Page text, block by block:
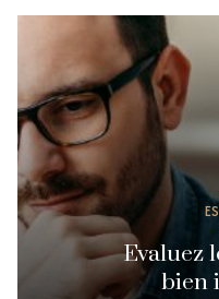
Evaluez
bien